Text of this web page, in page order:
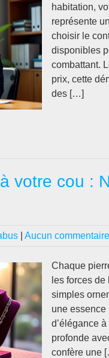
habitation,
représente
choisir le
disponibles
combattant.
prix, cette
des […]
votre cou :
Aucun commentaire
Chaque
les forces
simples
une essence
d’élégance
profonde
confère une